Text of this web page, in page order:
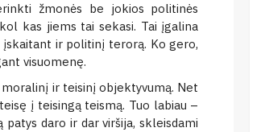
žmonės be jokios politinės
kas jiems tai sekasi. Tai įgalina
ir politinį terorą. Ko gero,
visuomenę.
ir teisinį objektyvumą. Net
į teisingą teismą. Tuo labiau –
daro ir dar viršija, skleisdami